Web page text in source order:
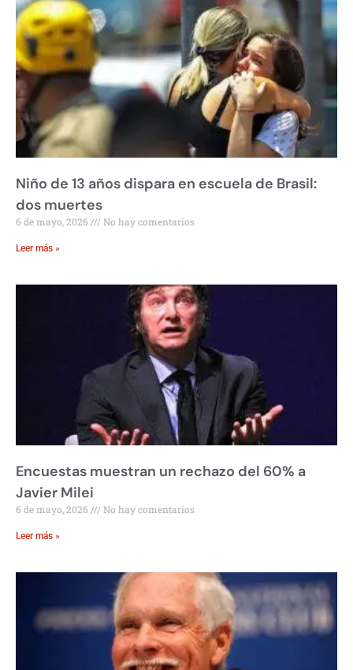
Niño de 13 años dispara en escuela de Brasil:
dos muertes
6 de mayo, 2026 No hay comentarios
Leer más »
Encuestas muestran un rechazo del 60% a
Javier Milei
6 de mayo, 2026 No hay comentarios
Leer más »